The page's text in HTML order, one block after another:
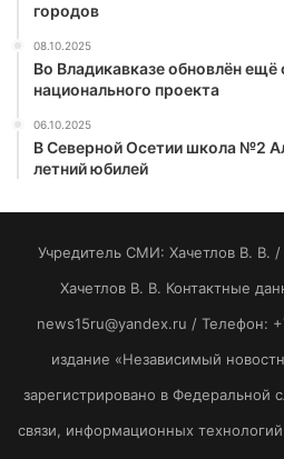
городов
08.10.2025
Во Владикавказе обновлён ещё
национального проекта
06.10.2025
В Северной Осетии школа №2
летний юбилей
Учредитель СМИ: Хaчeтлoв B. B.
Хaчeтлoв B. B. Контактные
news15ru@yandex.ru / Телефон:
издание «Независимый
зарегистрировано в Федеральной
связи, информационных